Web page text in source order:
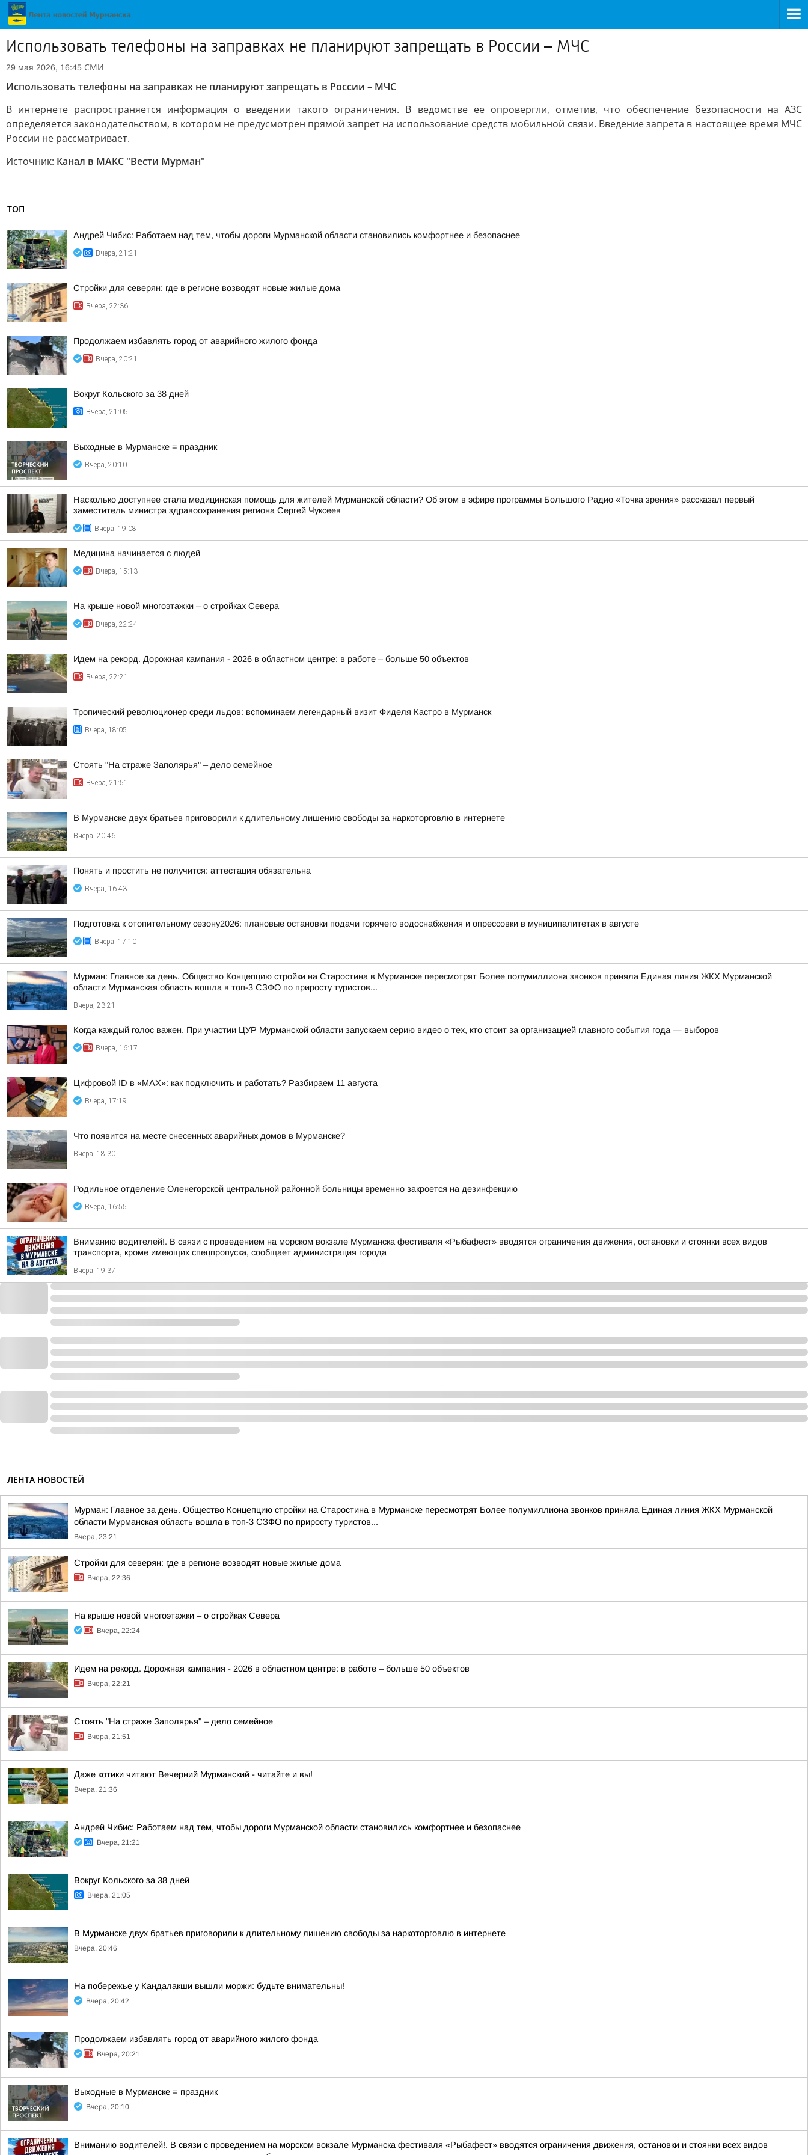
Использовать телефоны на заправках не планируют запрещать в России – МЧС
29 мая 2026, 16:45 СМИ
Использовать телефоны на заправках не планируют запрещать в России – МЧС
В интернете распространяется информация о введении такого ограничения. В ведомстве ее опровергли, отметив, что обеспечение безопасности на АЗС
определяется законодательством, в котором не предусмотрен прямой запрет на использование средств мобильной связи. Введение запрета в настоящее время МЧС
России не рассматривает.
Источник: Канал в МАКС "Вести Мурман"
ТОП
Андрей Чибис: Работаем над тем, чтобы дороги Мурманской области становились комфортнее и безопаснее
Вчера, 21:21
Стройки для северян: где в регионе возводят новые жилые дома
Вчера, 22:36
Продолжаем избавлять город от аварийного жилого фонда
Вчера, 20:21
Вокруг Кольского за 38 дней
Вчера, 21:05
Выходные в Мурманске = праздник
Вчера, 20:10
Насколько доступнее стала медицинская помощь для жителей Мурманской области? Об этом в эфире программы Большого Радио «Точка зрения» рассказал первый
заместитель министра здравоохранения региона Сергей Чуксеев
Вчера, 19:08
Медицина начинается с людей
Вчера, 15:13
На крыше новой многоэтажки – о стройках Севера
Вчера, 22:24
Идем на рекорд. Дорожная кампания - 2026 в областном центре: в работе – больше 50 объектов
Вчера, 22:21
Тропический революционер среди льдов: вспоминаем легендарный визит Фиделя Кастро в Мурманск
Вчера, 18:05
Стоять "На страже Заполярья" – дело семейное
Вчера, 21:51
В Мурманске двух братьев приговорили к длительному лишению свободы за наркоторговлю в интернете
Вчера, 20:46
Понять и простить не получится: аттестация обязательна
Вчера, 16:43
Подготовка к отопительному сезону2026: плановые остановки подачи горячего водоснабжения и опрессовки в муниципалитетах в августе
Вчера, 17:10
Мурман: Главное за день. Общество Концепцию стройки на Старостина в Мурманске пересмотрят Более полумиллиона звонков приняла Единая линия ЖКХ Мурманской
области Мурманская область вошла в топ-3 СЗФО по приросту туристов...
Вчера, 23:21
Когда каждый голос важен. При участии ЦУР Мурманской области запускаем серию видео о тех, кто стоит за организацией главного события года — выборов
Вчера, 16:17
Цифровой ID в «MAX»: как подключить и работать? Разбираем 11 августа
Вчера, 17:19
Что появится на месте снесенных аварийных домов в Мурманске?
Вчера, 18:30
Родильное отделение Оленегорской центральной районной больницы временно закроется на дезинфекцию
Вчера, 16:55
Вниманию водителей!. В связи с проведением на морском вокзале Мурманска фестиваля «Рыбафест» вводятся ограничения движения, остановки и стоянки всех видов
транспорта, кроме имеющих спецпропуска, сообщает администрация города
Вчера, 19:37
ЛЕНТА НОВОСТЕЙ
Мурман: Главное за день. Общество Концепцию стройки на Старостина в Мурманске пересмотрят Более полумиллиона звонков приняла Единая линия ЖКХ Мурманской
области Мурманская область вошла в топ-3 СЗФО по приросту туристов...
Вчера, 23:21
Стройки для северян: где в регионе возводят новые жилые дома
Вчера, 22:36
На крыше новой многоэтажки – о стройках Севера
Вчера, 22:24
Идем на рекорд. Дорожная кампания - 2026 в областном центре: в работе – больше 50 объектов
Вчера, 22:21
Стоять "На страже Заполярья" – дело семейное
Вчера, 21:51
Даже котики читают Вечерний Мурманский - читайте и вы!
Вчера, 21:36
Андрей Чибис: Работаем над тем, чтобы дороги Мурманской области становились комфортнее и безопаснее
Вчера, 21:21
Вокруг Кольского за 38 дней
Вчера, 21:05
В Мурманске двух братьев приговорили к длительному лишению свободы за наркоторговлю в интернете
Вчера, 20:46
На побережье у Кандалакши вышли моржи: будьте внимательны!
Вчера, 20:42
Продолжаем избавлять город от аварийного жилого фонда
Вчера, 20:21
Выходные в Мурманске = праздник
Вчера, 20:10
Вниманию водителей!. В связи с проведением на морском вокзале Мурманска фестиваля «Рыбафест» вводятся ограничения движения, остановки и стоянки всех видов